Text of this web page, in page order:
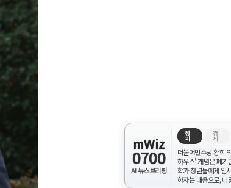
mWiz
0700
AI 뉴스브리핑
정
치
경
제
더불어민주당 황희
하우스' 개념은 폐기
학가 청년들에게 임
하자는 내용으로, 네